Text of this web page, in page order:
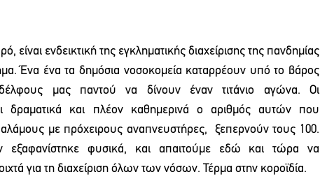
ενδεικτική της εγκληματικής διαχείρισης της πανδημίας
Ένα ένα τα δημόσια νοσοκομεία καταρρέουν υπό το βάρος
μας παντού να δίνουν έναν τιτάνιο αγώνα. Οι
δραματικά και πλέον καθημερινά ο αριθμός αυτών που
με πρόχειρους αναπνευστήρες,  ξεπερνούν τους 100.
εξαφανίστηκε φυσικά, και απαιτούμε εδώ και τώρα να
για τη διαχείριση όλων των νόσων. Τέρμα στην κοροϊδία.